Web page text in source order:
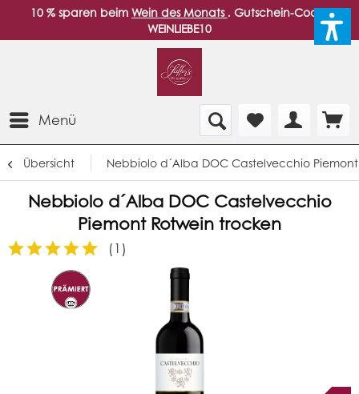
10 % sparen beim Wein des Monats . Gutschein-Code:
WEINLIEBE10
Menü
Übersicht Nebbiolo d´Alba DOC Castelvecchio
Nebbiolo d´Alba DOC Castelvecchio
Piemont Rotwein trocken
(1 )